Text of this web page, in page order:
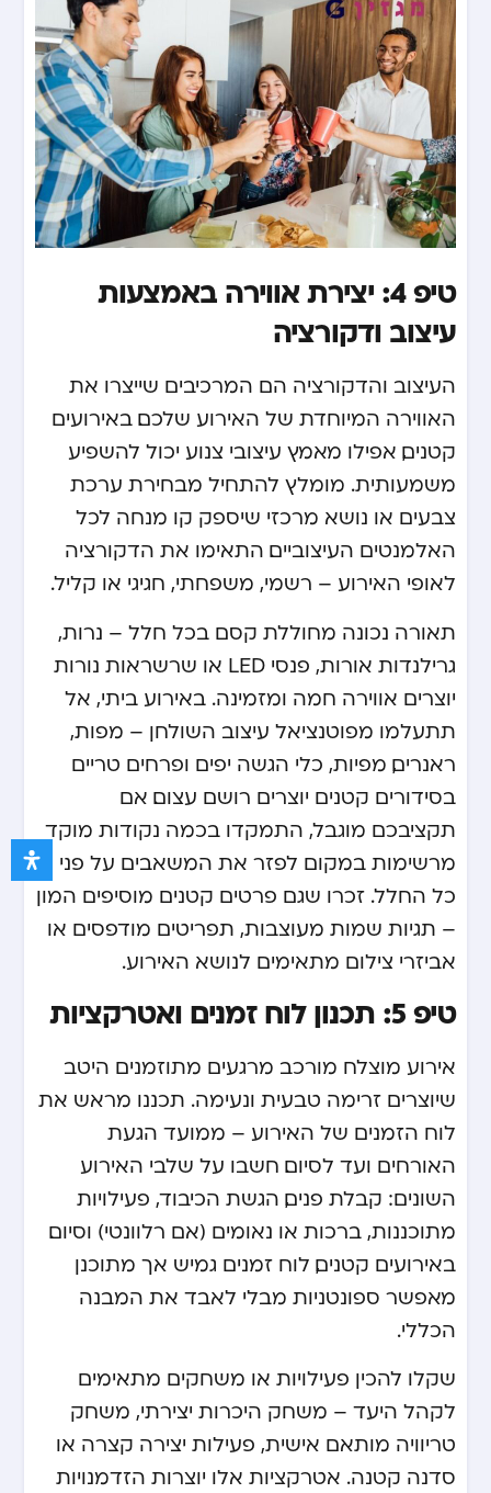
טיפ 4: יצירת אווירה באמצעות
עיצוב ודקורציה
העיצוב והדקורציה הם המרכיבים שייצרו את
האווירה המיוחדת של האירוע שלכם. באירועים
קטנים, אפילו מאמץ עיצובי צנוע יכול להשפיע
משמעותית. מומלץ להתחיל מבחירת ערכת
צבעים או נושא מרכזי שיספק קו מנחה לכל
האלמנטים העיצוביים. התאימו את הדקורציה
לאופי האירוע – רשמי, משפחתי, חגיגי או קליל.
תאורה נכונה מחוללת קסם בכל חלל – נרות,
גרילנדות אורות, פנסי LED או שרשראות נורות
יוצרים אווירה חמה ומזמינה. באירוע ביתי, אל
תתעלמו מפוטנציאל עיצוב השולחן – מפות,
ראנרים, מפיות, כלי הגשה יפים ופרחים טריים
בסידורים קטנים יוצרים רושם עצום. אם
תקציבכם מוגבל, התמקדו בכמה נקודות מוקד
מרשימות במקום לפזר את המשאבים על פני
כל החלל. זכרו שגם פרטים קטנים מוסיפים המון
– תגיות שמות מעוצבות, תפריטים מודפסים או
אביזרי צילום מתאימים לנושא האירוע.
טיפ 5: תכנון לוח זמנים ואטרקציות
אירוע מוצלח מורכב מרגעים מתוזמנים היטב
שיוצרים זרימה טבעית ונעימה. תכננו מראש את
לוח הזמנים של האירוע – ממועד הגעת
האורחים ועד לסיום. חשבו על שלבי האירוע
השונים: קבלת פנים, הגשת הכיבוד, פעילויות
מתוכננות, ברכות או נאומים (אם רלוונטי) וסיום.
באירועים קטנים, לוח זמנים גמיש אך מתוכנן
מאפשר ספונטניות מבלי לאבד את המבנה
הכללי.
שקלו להכין פעילויות או משחקים מתאימים
לקהל היעד – משחק היכרות יצירתי, משחק
טריוויה מותאם אישית, פעילות יצירה קצרה או
סדנה קטנה. אטרקציות אלו יוצרות הזדמנויות